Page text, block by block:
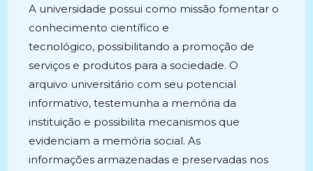
A universidade possui como missão fomentar o
conhecimento científico e
tecnológico, possibilitando a promoção de
serviços e produtos para a sociedade. O
arquivo universitário com seu potencial
informativo, testemunha a memória da
instituição e possibilita mecanismos que
evidenciam a memória social. As
informações armazenadas e preservadas nos